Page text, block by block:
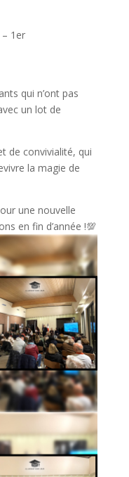
1er
qui n’ont pas
un lot de
de convivialité, qui
la magie de
une nouvelle
en fin d’année !💯